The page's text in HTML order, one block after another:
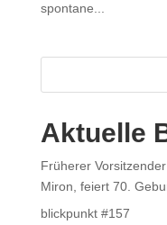
spontane...
Aktuelle
Früherer
Miron, feiert 70.
blickpunkt #157